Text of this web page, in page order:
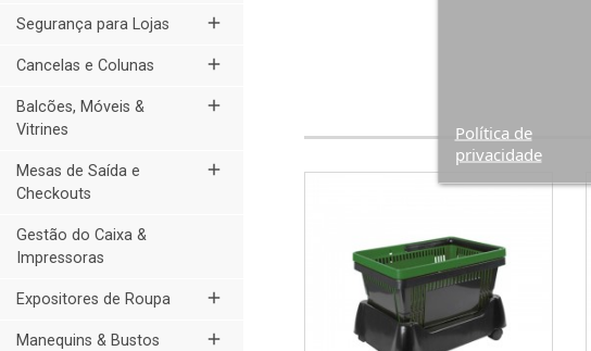
Segurança para Lojas add
Cancelas e Colunas add
Balcões, Móveis &
Vitrines
add
Mesas de Saída e
Checkouts
add
Gestão do Caixa &
Impressoras
Expositores de Roupa add
Manequins & Bustos add
Política de
privacidade